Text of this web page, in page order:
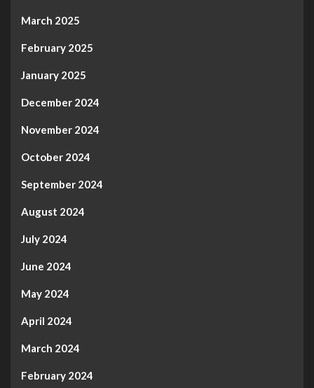
March 2025
February 2025
January 2025
December 2024
November 2024
October 2024
September 2024
August 2024
July 2024
June 2024
May 2024
April 2024
March 2024
February 2024